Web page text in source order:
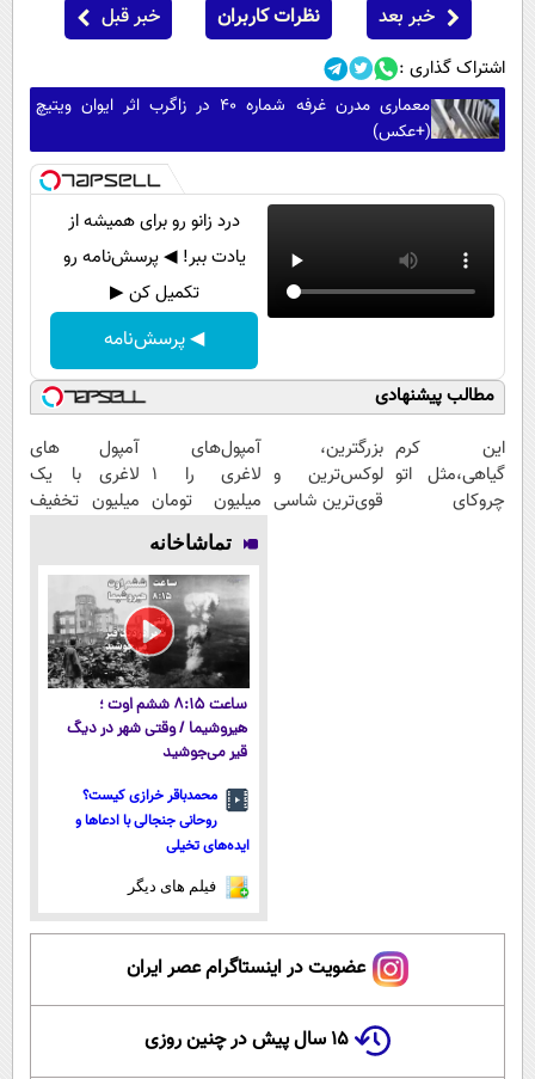
خبر بعد نظرات کاربران خبر قبل
اشتراک گذاری :
معماری مدرن غرفه شماره ۴۰ در زاگرب اثر ایوان ویتیچ
(+عکس)
درد زانو رو برای همیشه از
یادت ببر! ◀ پرسش‌نامه رو
تکمیل کن ▶
◀ پرسش‌نامه
مطالب پیشنهادی
این کرم
گیاهی،مثل اتو
چروکای
بزرگترین،
لوکس‌ترین و
قوی‌ترین شاسی
آمپول‌های
لاغری را ۱
میلیون تومان
ارزان‌تر از
همه‌جا بخر!
آمپول های
لاغری با یک
میلیون تخفیف
معتبر
تماشاخانه
ساعت ۸:۱۵ ششم اوت ؛
هیروشیما / وقتی شهر در دیگ
قیر می‌جوشید
محمدباقر خرازی کیست؟
روحانی جنجالی با ادعاها و
ایده‌های تخیلی
فیلم های دیگر
عضویت در اینستاگرام عصر ایران
۱۵ سال پیش در چنین روزی